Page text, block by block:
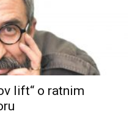
lift“ o ratnim